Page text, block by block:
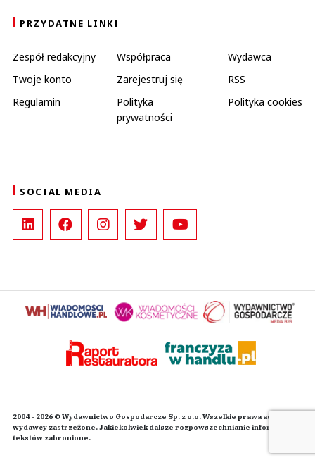
PRZYDATNE LINKI
Zespół redakcyjny Współpraca
Wydawca
Twoje konto
Zarejestruj się
RSS
Regulamin
Polityka
prywatności
Polityka cookies
SOCIAL MEDIA
2004 - 2026 © Wydawnictwo Gospodarcze Sp. z o.o. Wszelkie prawa autorskie
wydawcy zastrzeżone. Jakiekolwiek dalsze rozpowszechnianie informacji i
tekstów zabronione.